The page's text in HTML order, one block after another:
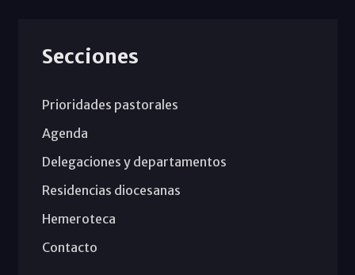
Secciones
Prioridades pastorales
Agenda
Delegaciones y departamentos
Residencias diocesanas
Hemeroteca
Contacto